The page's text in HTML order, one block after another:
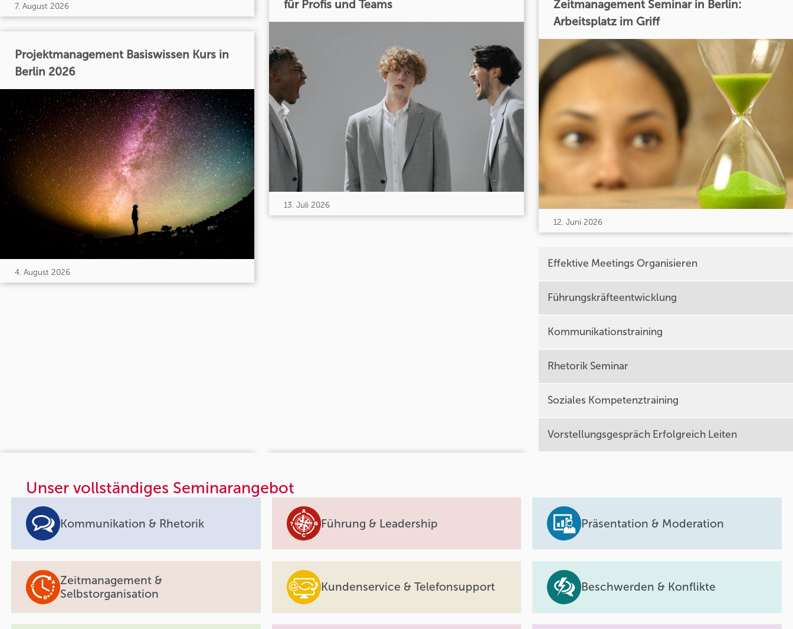
7. August 2026
Projektmanagement Basiswissen Kurs in
Berlin 2026
4. August 2026
für Profis und Teams
13. Juli 2026
Zeitmanagement Seminar in Berlin:
Arbeitsplatz im Griff
12. Juni 2026
Effektive Meetings Organisieren
Führungskräfteentwicklung
Kommunikationstraining
Rhetorik Seminar
Soziales Kompetenztraining
Vorstellungsgespräch Erfolgreich Leiten
Unser vollständiges Seminarangebot
Kommunikation & Rhetorik Führung & Leadership Präsentation & Moderation
Zeitmanagement &
Selbstorganisation
Kundenservice & Telefonsupport Beschwerden & Konflikte